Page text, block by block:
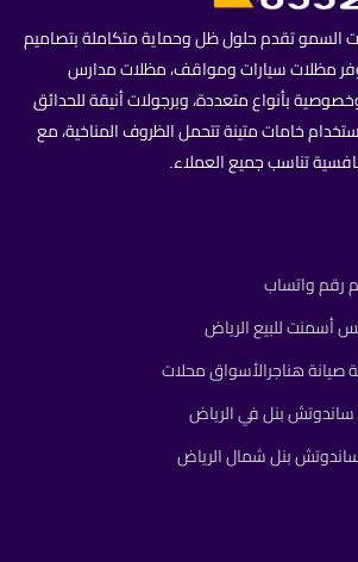
السمو تقدم حلول ظل وحماية متكاملة بتصاميم
مظلات سيارات ومواقف، مظلات مدارس
بأنواع متعددة، وبرجولات أنيقة للحدائق
خامات متينة تتحمل الظروف المناخية، مع
تناسب جميع العملاء.
رقم واتساب
للبيع الرياض
صيانة هناجرالأسواق محلات
ساندوتش بنل في الرياض
بنل شمال الرياض